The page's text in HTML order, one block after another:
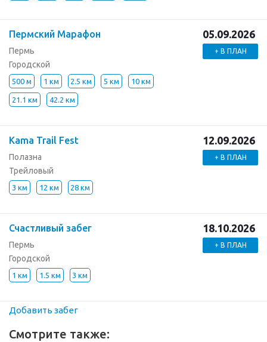
Пермский Марафон
Пермь
Городской
500 м 1 км 2.5 км 5 км 10 км
21.1 км 42.2 км
05.09.2026
+ В ПЛАН
Kama Trail Fest
Полазна
Трейловый
3 км 12 км 28 км
12.09.2026
+ В ПЛАН
Счастливый забег
Пермь
Городской
1 км 1.5 км 3 км
18.10.2026
+ В ПЛАН
Добавить забег
Смотрите также: